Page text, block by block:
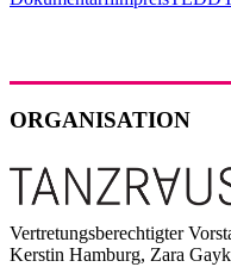
ORGANISATION
Vertretungsberechtigter
Kerstin Hamburg, Zara